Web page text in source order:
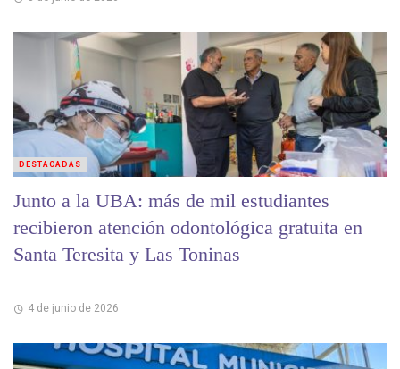
Junto a la UBA: más de mil estudiantes
recibieron atención odontológica gratuita en
Santa Teresita y Las Toninas
4 de junio de 2026
DESTACADAS